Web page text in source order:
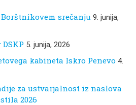
srečanju 9. junija,
5. junija, 2026
kabineta Iskro Penevo 4.
za ustvarjalnost iz naslova
2026